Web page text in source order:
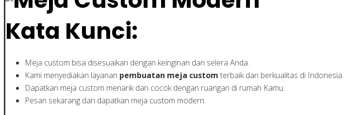
Kata Kunci:
Meja custom bisa disesuaikan dengan keinginan dan selera Anda.
Kami menyediakan layanan pembuatan meja custom terbaik dan berkualitas di Indonesia.
Dapatkan meja custom menarik dan cocok dengan ruangan di rumah Kamu.
Pesan sekarang dan dapatkan meja custom modern.